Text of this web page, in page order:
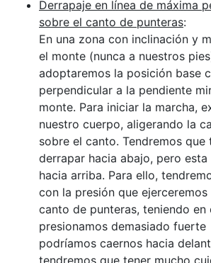
Derrapaje en línea de máxima
sobre el canto de punteras:
En una zona con inclinación y
el monte (nunca a nuestros
adoptaremos la posición base
perpendicular a la pendiente
monte. Para iniciar la marcha,
nuestro cuerpo, aligerando la
sobre el canto. Tendremos que
derrapar hacia abajo, pero
hacia arriba. Para ello,
con la presión que ejerceremos
canto de punteras, teniendo en
presionamos demasiado fuerte
podríamos caernos hacia
tendremos que tener mucho